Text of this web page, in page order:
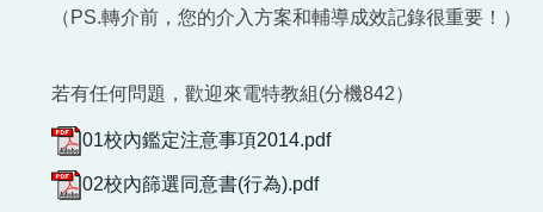
（PS.轉介前，您的介入方案和輔導成效記錄很重要！）
若有任何問題，歡迎來電特教組(分機842）
01校內鑑定注意事項2014.pdf
02校內篩選同意書(行為).pdf